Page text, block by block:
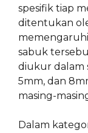
spesifik tiap
ditentukan
sabuk
diukur dalam
5mm, dan
masing-
Dalam